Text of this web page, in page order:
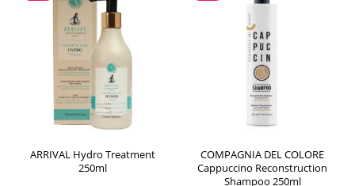
ARRIVAL Hydro Treatment
250ml
COMPAGNIA DEL COLORE
Cappuccino Reconstruction
Shampoo 250ml